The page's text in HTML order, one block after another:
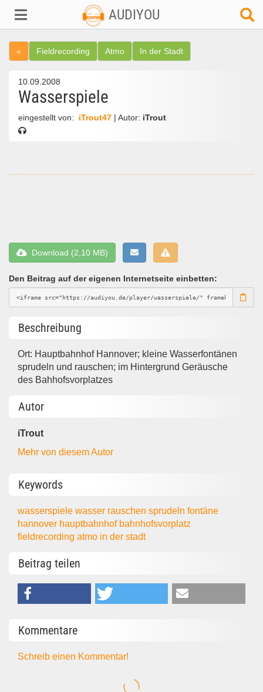
AUDIYOU
« Fieldrecording Atmo In der Stadt
10.09.2008
Wasserspiele
eingestellt von: iTrout47 | Autor: iTrout
Download (2,10 MB)
Den Beitrag auf der eigenen Internetseite einbetten:
Beschreibung
Ort: Hauptbahnhof Hannover; kleine Wasserfontänen
sprudeln und rauschen; im Hintergrund Geräusche
des Bahhofsvorplatzes
Autor
iTrout
Mehr von diesem Autor
Keywords
wasserspielewasser rauschensprudelnfontäne
hannover hauptbahnhof bahnhofsvorplatz
fieldrecordingatmo in der stadt
Beitrag teilen
Kommentare
Schreib einen Kommentar!